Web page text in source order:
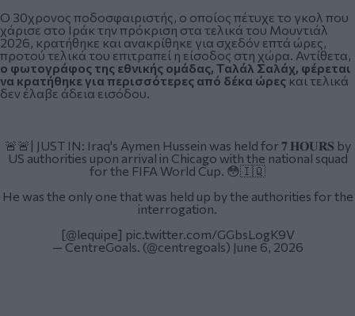
Ο 30χρονος ποδοσφαιριστής, ο οποίος πέτυχε το γκολ που
χάρισε στο Ιράκ την πρόκριση στα τελικά τουΜουντιάλ
2026, κρατήθηκε και ανακρίθηκε για σχεδόν επτά ώρες,
προτού τελικά του επιτραπεί η είσοδος στη χώρα. Αντίθετα,
ο φωτογράφος της εθνικής ομάδας, Ταλάλ Σαλάχ, φέρεται
να κρατήθηκε για περισσότερες από δέκα ώρεςκαι τελικά
δεν έλαβε άδεια εισόδου.
🚨🚨| JUST IN: Iraq's Aymen Hussein was held for 𝟕 𝐇𝐎𝐔𝐑𝐒 by
US authorities upon arrival in Chicago with the national squad
for the FIFA World Cup. 😳🇮🇶
He was the only one that was held up by the authorities for the
interrogation.
[@lequipe] pic.twitter.com/GGbsLogK9V
— CentreGoals. (@centregoals) June 6, 2026